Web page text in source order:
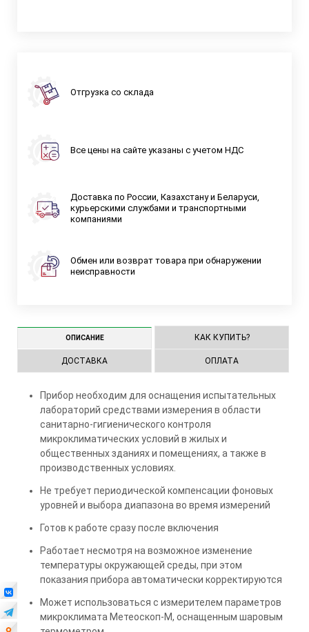
Отгрузка со склада
Все цены на сайте указаны с учетом НДС
Доставка по России, Казахстану и Беларуси,
курьерскими службами и транспортными
компаниями
Обмен или возврат товара при обнаружении
неисправности
ОПИСАНИЕ КАК КУПИТЬ?
ДОСТАВКА ОПЛАТА
Прибор необходим для оснащения испытательных
лабораторий средствами измерения в области
санитарно-гигиенического контроля
микроклиматических условий в жилых и
общественных зданиях и помещениях, а также в
производственных условиях.
Не требует периодической компенсации фоновых
уровней и выбора диапазона во время измерений
Готов к работе сразу после включения
Работает несмотря на возможное изменение
температуры окружающей среды, при этом
показания прибора автоматически корректируются
Может использоваться с измерителем параметров
микроклимата Метеоскоп-М, оснащенным шаровым